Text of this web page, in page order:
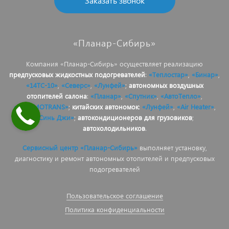
«Планар-Сибирь»
Компания «Планар-Сибирь» осуществляет реализацию
предпусковых жидкостных подогревателей: «Теплостар» «Бинар»
«14ТС-10», «Северс», «Лунфей»; автономных воздушных
отопителей салона: «Планар» «Спутник» «АвтоТепло»
«THERMOTRANS»; китайских автономок: «Лунфей», «Air Heater»,
«Синь Джи»; автокондиционеров для грузовиков;
автохолодильников.
Сервисный центр «Планар-Сибирь»выполняет установку,
диагностику и ремонт автономных отопителей и предпусковых
подогревателей
Пользовательское соглашение
Политика конфиденциальности